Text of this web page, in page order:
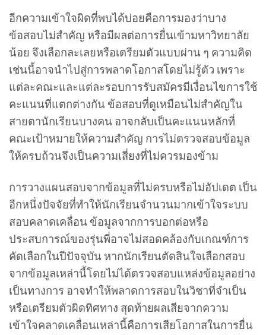
อีกความเข้าใจผิดที่พบได้บ่อยคือการมองว่าบาง
ข้อสอบไม่สำคัญ หรือมีผลต่อการยื่นเข้ามหาวิทยาลัย
น้อย จึงเลือกละเลยหรือเตรียมตัวแบบผ่าน ๆ ความคิด
เช่นนี้อาจนำไปสู่การพลาดโอกาสโดยไม่รู้ตัว เพราะ
แต่ละคณะและแต่ละรอบการรับสมัครมีเงื่อนไขการใช้
คะแนนที่แตกต่างกัน ข้อสอบที่ดูเหมือนไม่สำคัญใน
สายตานักเรียนบางคน อาจกลับเป็นคะแนนหลักที่
คณะเป้าหมายให้ความสำคัญ การไม่ตรวจสอบข้อมูล
ให้ครบถ้วนจึงเป็นความเสี่ยงที่ไม่ควรมองข้าม
การวางแผนสอบจากข้อมูลที่ไม่ครบหรือไม่อัปเดต เป็น
อีกหนึ่งปัจจัยที่ทำให้นักเรียนจำนวนมากเข้าใจระบบ
สอบคลาดเคลื่อน ข้อมูลจากการบอกต่อหรือ
ประสบการณ์ของรุ่นพี่อาจไม่สอดคล้องกับเกณฑ์การ
คัดเลือกในปีปัจจุบัน หากนักเรียนตัดสินใจเลือกสอบ
จากข้อมูลเหล่านี้โดยไม่ได้ตรวจสอบแหล่งข้อมูลอย่าง
เป็นทางการ อาจทำให้พลาดการสอบในวิชาที่จำเป็น
หรือเตรียมตัวผิดทิศทาง สุดท้ายผลเสียจากความ
เข้าใจคลาดเคลื่อนเหล่านี้คือการเสียโอกาสในการยื่น